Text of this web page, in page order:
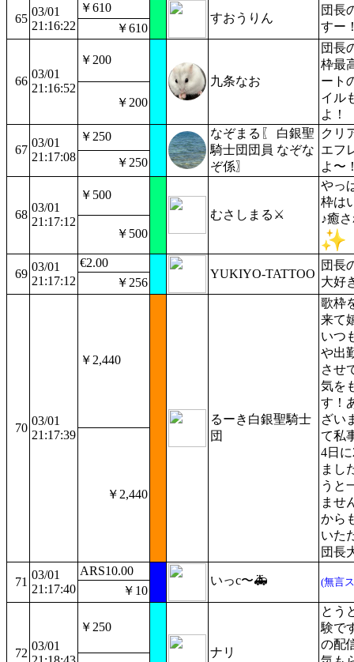
65
03/01
21:16:22
￥610
すおうりん
団長
すー
￥610
66
03/01
21:16:52
￥200
九条なお
団長
枠最
ート
イル
よ！
￥200
67
03/01
21:17:08
￥250
なぞまる〖 白銀聖
騎士団団員 なぞな
ぞ係〗
クリ
エフ
よ〜
￥250
68
03/01
21:17:12
￥500
むさしまる⚔️
やっ
枠は
♪癒
￥500
69
03/01
21:17:12
€2.00
YUKIYO-TATTOO
団長
大好
￥256
70
03/01
21:17:39
￥2,440
るーき白銀聖騎士
団
歌枠
来て
いつ
や出
させ
気を
す！
ざい
て私
4日
まし
うと
ませ
から
いた
団長
￥2,440
71
03/01
21:17:40
ARS10.00
いっc〜🚑 (無言
￥10
72
03/01
￥250
ナリ
とう
験で
の配